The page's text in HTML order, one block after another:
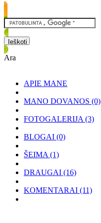
Ara
APIE MANE
MANO DOVANOS (0)
FOTOGALERIJA (3)
BLOGAI (0)
ŠEIMA (1)
DRAUGAI (16)
KOMENTARAI (11)